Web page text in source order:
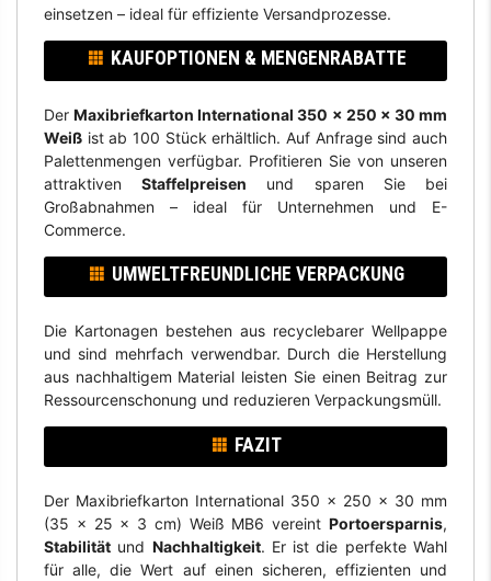
einsetzen – ideal für effiziente Versandprozesse.
KAUFOPTIONEN & MENGENRABATTE
DerMaxibriefkarton International 350 x 250 x 30 mm
Weißist ab 100 Stück erhältlich. Auf Anfrage sind auch
Palettenmengen verfügbar. Profitieren Sie von unseren
attraktivenStaffelpreisen und sparen Sie bei
Großabnahmen – ideal für Unternehmen und E-
Commerce.
UMWELTFREUNDLICHE VERPACKUNG
Die Kartonagen bestehen aus recyclebarer Wellpappe
und sind mehrfach verwendbar. Durch die Herstellung
aus nachhaltigem Material leisten Sie einen Beitrag zur
Ressourcenschonung und reduzieren Verpackungsmüll.
FAZIT
Der Maxibriefkarton International 350 x 250 x 30 mm
(35 x 25 x 3 cm) Weiß MB6 vereintPortoersparnis,
Stabilitätund Nachhaltigkeit. Er ist die perfekte Wahl
für alle, die Wert auf einen sicheren, effizienten und